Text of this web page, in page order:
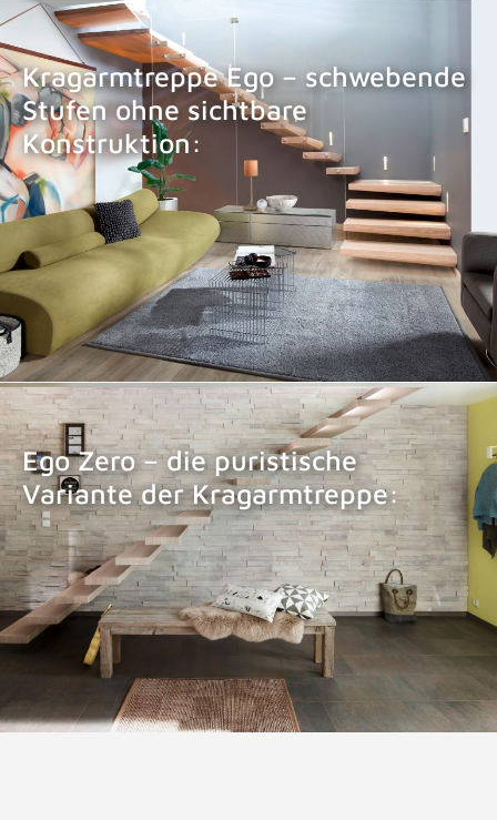
Kragarmtreppe Ego – schwebende
Stufen ohne sichtbare
Konstruktion:
KRAGARMTREPPE EGO
Ego Zero – die puristische
Variante der Kragarmtreppe:
KRAGARMTREPPE EGO ZERO